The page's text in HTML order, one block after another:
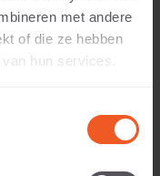
met andere
of die ze hebben
hun services.